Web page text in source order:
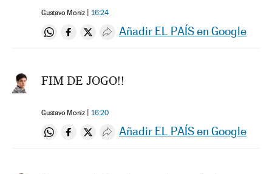
Gustavo Moniz 16:24
Compartir en Whatsapp
Compartir en Facebook
Compartir en Twitter
Desplegar Redes Sociales
Añadir EL PAÍS en Google
FIM DE JOGO!!
Gustavo Moniz 16:20
Compartir en Whatsapp
Compartir en Facebook
Compartir en Twitter
Desplegar Redes Sociales
Añadir EL PAÍS en Google